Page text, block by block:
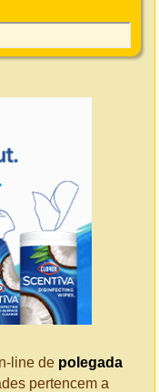
line de polegada
pertencem a